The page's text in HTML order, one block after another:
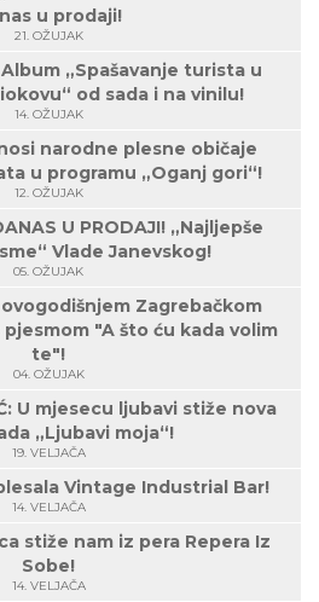
u prodaji!
21. OŽUJAK
Album „Spašavanje turista u
od sada i na vinilu!
14. OŽUJAK
narodne plesne običaje
u programu „Oganj gori“!
12. OŽUJAK
U PRODAJI! „Najljepše
Vlade Janevskog!
05. OŽUJAK
Zagrebačkom
"A što ću kada volim
te"!
04. OŽUJAK
U mjesecu ljubavi stiže nova
„Ljubavi moja“!
19. VELJAČA
Vintage Industrial Bar!
14. VELJAČA
stiže nam iz pera Repera Iz
Sobe!
14. VELJAČA